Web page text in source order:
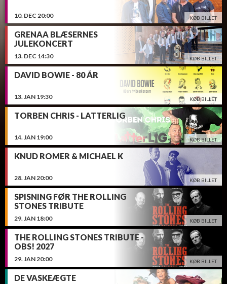
10. DEC 20:00 KØB BILLET
13. DEC 14:30
GRENAA BLÆSERNES
JULEKONCERT
KØB BILLET
13.JAN 19:30
DAVID BOWIE - 80 ÅR
KØB BILLET
14.JAN 19:00
TORBEN CHRIS - LATTERLIG
KØB BILLET
28.JAN20:00
KNUD ROMER & MICHAEL K
KØB BILLET
29.JAN 18:00
SPISNING FØR THE ROLLING
STONES TRIBUTE
KØB BILLET
29.JAN20:00
THE ROLLING STONES TRIBUTE -
OBS! 2027
KØB BILLET
DE VASKEÆGTE